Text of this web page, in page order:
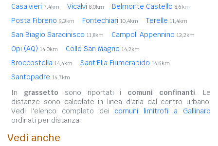
Casalvieri 7,4km Vicalvi 8,0km Belmonte Castello 8,6km
Posta Fibreno 9,3km Fontechiari 10,4km Terelle 11,4km
San Biagio Saracinisco 11,8km Campoli Appennino 13,2km
Opi (AQ) 14,0km Colle San Magno 14,2km
Broccostella 14,4km Sant'Elia Fiumerapido 14,6km
Santopadre 14,7km
In grassetto sono riportati i comuni confinanti. Le
distanze sono calcolate in linea d'aria dal centro urbano.
Vedi l'elenco completo dei comuni limitrofi a Gallinaro
ordinati per distanza.
Vedi anche